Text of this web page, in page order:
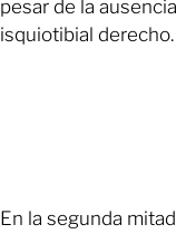
pesar de la
isquiotibial derecho.
En la segunda